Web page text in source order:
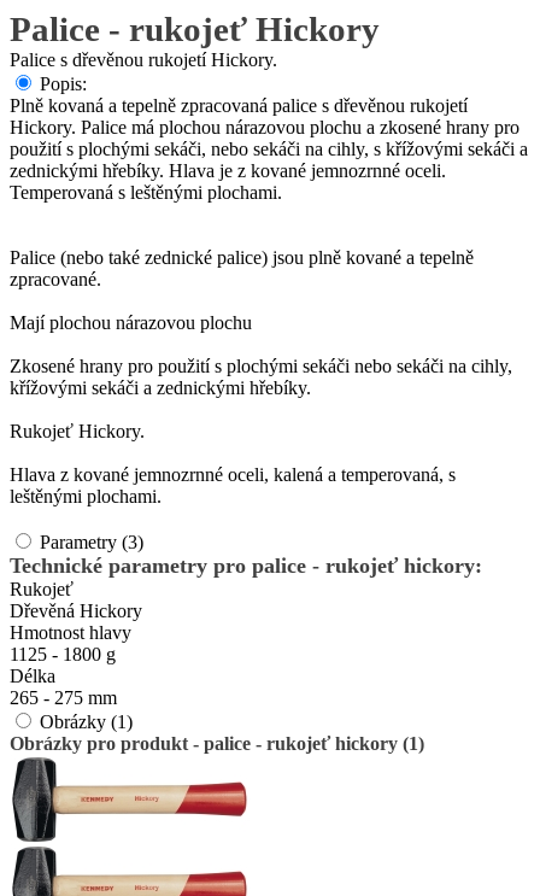
Palice - rukojeť Hickory
Palice s dřevěnou rukojetí Hickory.
Popis:
Plně kovaná a tepelně zpracovaná palice s dřevěnou rukojetí
Hickory. Palice má plochou nárazovou plochu a zkosené hrany pro
použití s plochými sekáči, nebo sekáči na cihly, s křížovými sekáči a
zednickými hřebíky. Hlava je z kované jemnozrnné oceli.
Temperovaná s leštěnými plochami.
Palice (nebo také zednické palice) jsou plně kované a tepelně
zpracované.
Mají plochou nárazovou plochu
Zkosené hrany pro použití s plochými sekáči nebo sekáči na cihly,
křížovými sekáči a zednickými hřebíky.
Rukojeť Hickory.
Hlava z kované jemnozrnné oceli, kalená a temperovaná, s
leštěnými plochami.
Parametry (3)
Technické parametry pro palice - rukojeť hickory:
Rukojeť
Dřevěná Hickory
Hmotnost hlavy
1125 - 1800 g
Délka
265 - 275 mm
Obrázky (1)
Obrázky pro produkt - palice - rukojeť hickory (1)